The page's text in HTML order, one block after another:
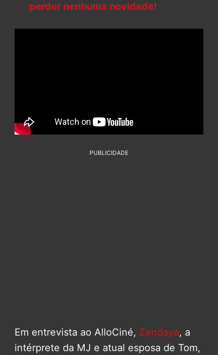
perder nenhuma novidade!
PUBLICIDADE
Em entrevista ao AlloCiné, Zendaya, a
intérprete da MJ e atual esposa de Tom,